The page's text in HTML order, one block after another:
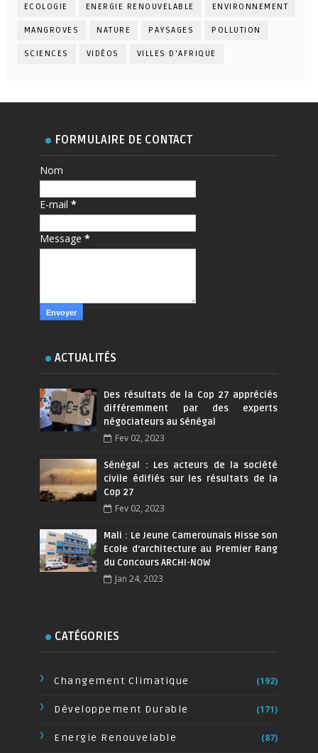
ECOLOGIE ENERGIE RENOUVELABLE ENVIRONNEMENT
MANGROVES NATURE PAYSAGES POLLUTION
SCIENCES VIDÉOS VILLES D'AFRIQUE
FORMULAIRE DE CONTACT
Nom
E-mail*
Message*
ACTUALITÉS
Des résultats de la Cop 27 appréciés
différemment par des experts
négociateurs au Sénégal
Fev 02, 2023
Sénégal : Les acteurs de la société
civile édifiés sur les résultats de la
Cop 27
Fev 02, 2023
Mali : Le Jeune Camerounais Hisse son
Ecole d’architecture au Premier Rang
du Concours ARCHI-NOW
Jan 24, 2023
CATÉGORIES
Changement Climatique (192)
Développement Durable (171)
Energie Renouvelable (87)